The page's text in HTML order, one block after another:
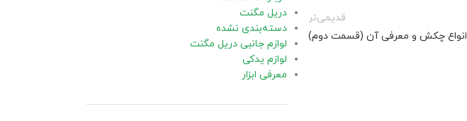
قدیمی‌تر
انواع چکش و معرفی آن (قسمت دوم)
دریل مگنت
دسته‌بندی نشده
لوازم جانبی دریل مگنت
لوازم یدکی
معرفی ابزار